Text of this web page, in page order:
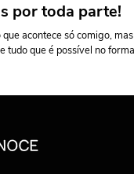
por toda parte!
que acontece só comigo,
tudo que é possível no